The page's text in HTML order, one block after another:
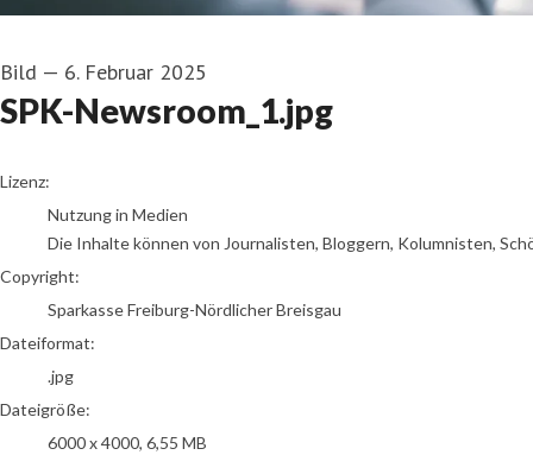
Bild — 6. Februar 2025
SPK-Newsroom_1.jpg
go to media item
Lizenz:
Nutzung in Medien
Die Inhalte können von Journalisten, Bloggern, Kolumnisten,
Copyright:
Sparkasse Freiburg-Nördlicher Breisgau
Dateiformat:
.jpg
Dateigröße:
6000 x 4000, 6,55 MB